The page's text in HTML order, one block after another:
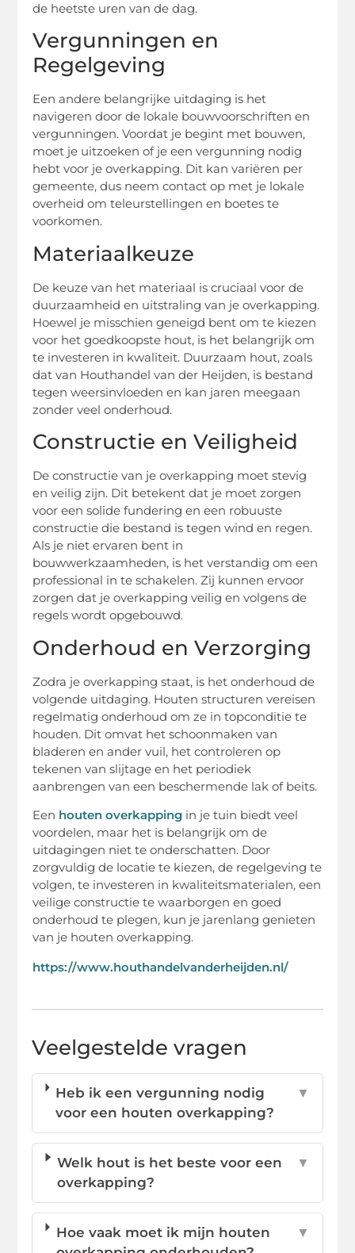
de heetste uren van de dag.
Vergunningen en
Regelgeving
Een andere belangrijke uitdaging is het
navigeren door de lokale bouwvoorschriften en
vergunningen. Voordat je begint met bouwen,
moet je uitzoeken of je een vergunning nodig
hebt voor je overkapping. Dit kan variëren per
gemeente, dus neem contact op met je lokale
overheid om teleurstellingen en boetes te
voorkomen.
Materiaalkeuze
De keuze van het materiaal is cruciaal voor de
duurzaamheid en uitstraling van je overkapping.
Hoewel je misschien geneigd bent om te kiezen
voor het goedkoopste hout, is het belangrijk om
te investeren in kwaliteit. Duurzaam hout, zoals
dat van Houthandel van der Heijden, is bestand
tegen weersinvloeden en kan jaren meegaan
zonder veel onderhoud.
Constructie en Veiligheid
De constructie van je overkapping moet stevig
en veilig zijn. Dit betekent dat je moet zorgen
voor een solide fundering en een robuuste
constructie die bestand is tegen wind en regen.
Als je niet ervaren bent in
bouwwerkzaamheden, is het verstandig om een
professional in te schakelen. Zij kunnen ervoor
zorgen dat je overkapping veilig en volgens de
regels wordt opgebouwd.
Onderhoud en Verzorging
Zodra je overkapping staat, is het onderhoud de
volgende uitdaging. Houten structuren vereisen
regelmatig onderhoud om ze in topconditie te
houden. Dit omvat het schoonmaken van
bladeren en ander vuil, het controleren op
tekenen van slijtage en het periodiek
aanbrengen van een beschermende lak of beits.
Een houten overkapping in je tuin biedt veel
voordelen, maar het is belangrijk om de
uitdagingen niet te onderschatten. Door
zorgvuldig de locatie te kiezen, de regelgeving te
volgen, te investeren in kwaliteitsmaterialen, een
veilige constructie te waarborgen en goed
onderhoud te plegen, kun je jarenlang genieten
van je houten overkapping.
https://www.houthandelvanderheijden.nl/
Veelgestelde vragen
Heb ik een vergunning nodig
voor een houten overkapping?
▼
Welk hout is het beste voor een
overkapping?
▼
Hoe vaak moet ik mijn houten
▼